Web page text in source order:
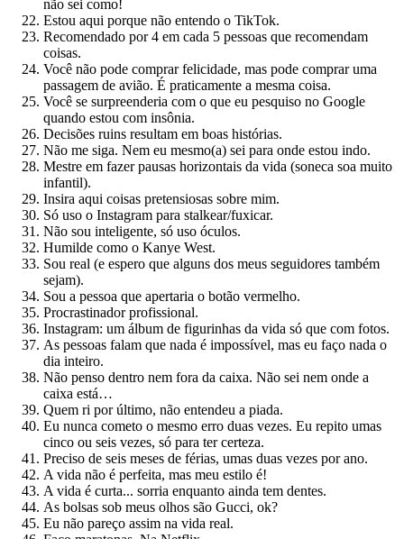
não sei como!
Estou aqui porque não entendo o TikTok.
Recomendado por 4 em cada 5 pessoas que recomendam
coisas.
Você não pode comprar felicidade, mas pode comprar uma
passagem de avião. É praticamente a mesma coisa.
Você se surpreenderia com o que eu pesquiso no Google
quando estou com insônia.
Decisões ruins resultam em boas histórias.
Não me siga. Nem eu mesmo(a) sei para onde estou indo.
Mestre em fazer pausas horizontais da vida (soneca soa muito
infantil).
Insira aqui coisas pretensiosas sobre mim.
Só uso o Instagram para stalkear/fuxicar.
Não sou inteligente, só uso óculos.
Humilde como o Kanye West.
Sou real (e espero que alguns dos meus seguidores também
sejam).
Sou a pessoa que apertaria o botão vermelho.
Procrastinador profissional.
Instagram: um álbum de figurinhas da vida só que com fotos.
As pessoas falam que nada é impossível, mas eu faço nada o
dia inteiro.
Não penso dentro nem fora da caixa. Não sei nem onde a
caixa está…
Quem ri por último, não entendeu a piada.
Eu nunca cometo o mesmo erro duas vezes. Eu repito umas
cinco ou seis vezes, só para ter certeza.
Preciso de seis meses de férias, umas duas vezes por ano.
A vida não é perfeita, mas meu estilo é!
A vida é curta... sorria enquanto ainda tem dentes.
As bolsas sob meus olhos são Gucci, ok?
Eu não pareço assim na vida real.